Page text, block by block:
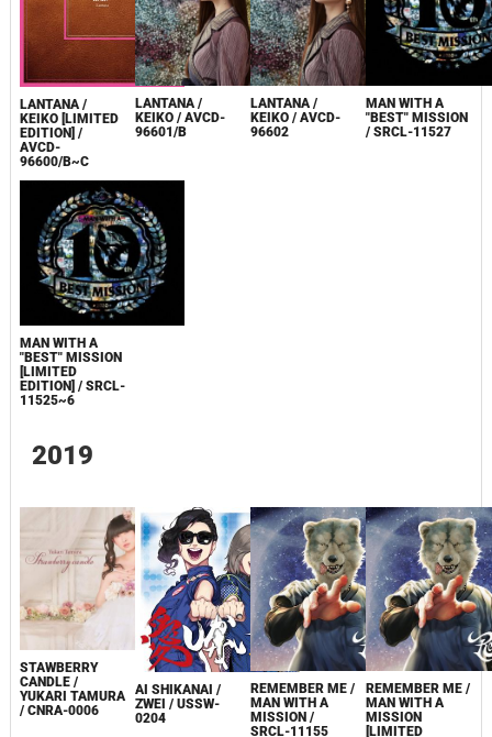
LANTANA /
KEIKO [LIMITED
EDITION] /
AVCD-
96600/B~C
LANTANA /
KEIKO / AVCD-
96601/B
LANTANA /
KEIKO / AVCD-
96602
MAN WITH A
"BEST" MISSION
/ SRCL-11527
MAN WITH A
"BEST" MISSION
[LIMITED
EDITION] / SRCL-
11525~6
2019
STAWBERRY
CANDLE /
YUKARI TAMURA
/ CNRA-0006
AI SHIKANAI /
ZWEI / USSW-
0204
REMEMBER ME /
MAN WITH A
MISSION /
SRCL-11155
REMEMBER ME /
MAN WITH A
MISSION
[LIMITED